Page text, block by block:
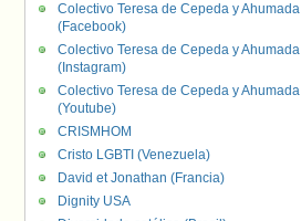
Colectivo Teresa de Cepeda y Ahumada
(Facebook)
Colectivo Teresa de Cepeda y Ahumada
(Instagram)
Colectivo Teresa de Cepeda y Ahumada
(Youtube)
CRISMHOM
Cristo LGBTI (Venezuela)
David et Jonathan (Francia)
Dignity USA